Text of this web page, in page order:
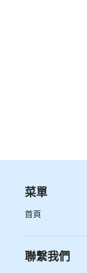
菜單
首頁
聯繫我們